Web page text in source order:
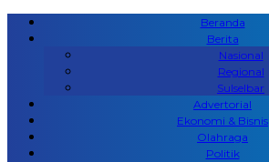
Beranda
Berita
Nasional
Regional
Sulselbar
Advertorial
Ekonomi & Bisnis
Olahraga
Politik